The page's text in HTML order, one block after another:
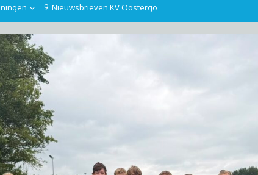
9. Nieuwsbrieven KV Oostergo